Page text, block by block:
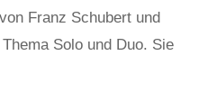
Franz Schubert und
Solo und Duo. Sie